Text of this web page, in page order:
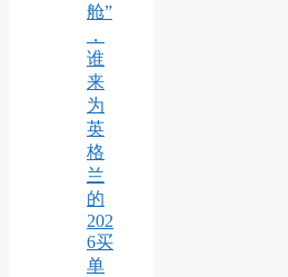
舱”
，
谁
来
为
英
格
兰
的
202
6买
单